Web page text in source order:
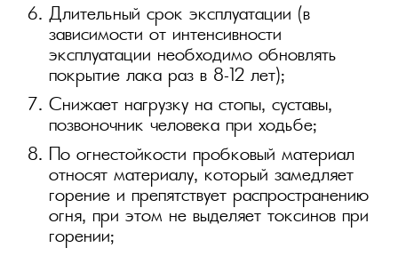
Длительный срок эксплуатации (в
зависимости от интенсивности
эксплуатации необходимо обновлять
покрытие лака раз в 8–12 лет);
Снижает нагрузку на стопы, суставы,
позвоночник человека при ходьбе;
По огнестойкости пробковый материал
относят материалу, который замедляет
горение и препятствует распространению
огня, при этом не выделяет токсинов при
горении;